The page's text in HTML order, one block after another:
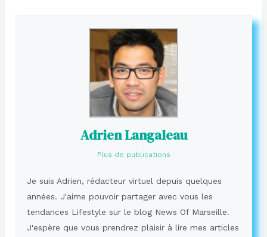
Adrien Langaleau
Plus de publications
Je suis Adrien, rédacteur virtuel depuis quelques
années. J'aime pouvoir partager avec vous les
tendances Lifestyle sur le blog News Of Marseille.
J'espère que vous prendrez plaisir à lire mes articles